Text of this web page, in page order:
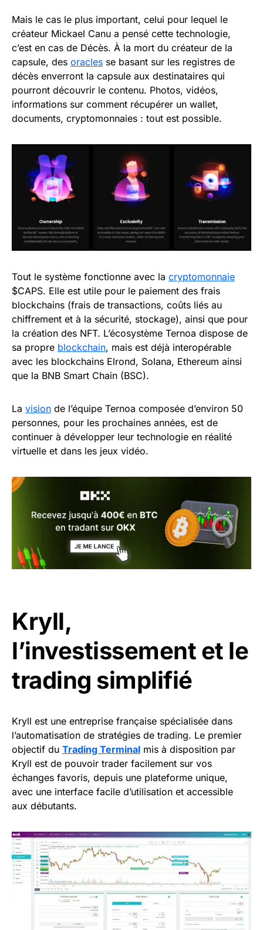
Mais le cas le plus important, celui pour lequel le
créateur Mickael Canu a pensé cette technologie,
c’est en cas de Décès. À la mort du créateur de la
capsule, des oracles se basant sur les registres de
décès enverront la capsule aux destinataires qui
pourront découvrir le contenu. Photos, vidéos,
informations sur comment récupérer un wallet,
documents, cryptomonnaies : tout est possible.
Tout le système fonctionne avec la cryptomonnaie
$CAPS. Elle est utile pour le paiement des frais
blockchains (frais de transactions, coûts liés au
chiffrement et à la sécurité, stockage), ainsi que pour
la création des NFT. L’écosystème Ternoa dispose de
sa propre blockchain, mais est déjà interopérable
avec les blockchains Elrond, Solana, Ethereum ainsi
que la BNB Smart Chain (BSC).
La vision de l’équipe Ternoa composée d’environ 50
personnes, pour les prochaines années, est de
continuer à développer leur technologie en réalité
virtuelle et dans les jeux vidéo.
Kryll,
l’investissement et le
trading simplifié
Kryll est une entreprise française spécialisée dans
l’automatisation de stratégies de trading. Le premier
objectif du Trading Terminal mis à disposition par
Kryll est de pouvoir trader facilement sur vos
échanges favoris, depuis une plateforme unique,
avec une interface facile d’utilisation et accessible
aux débutants.